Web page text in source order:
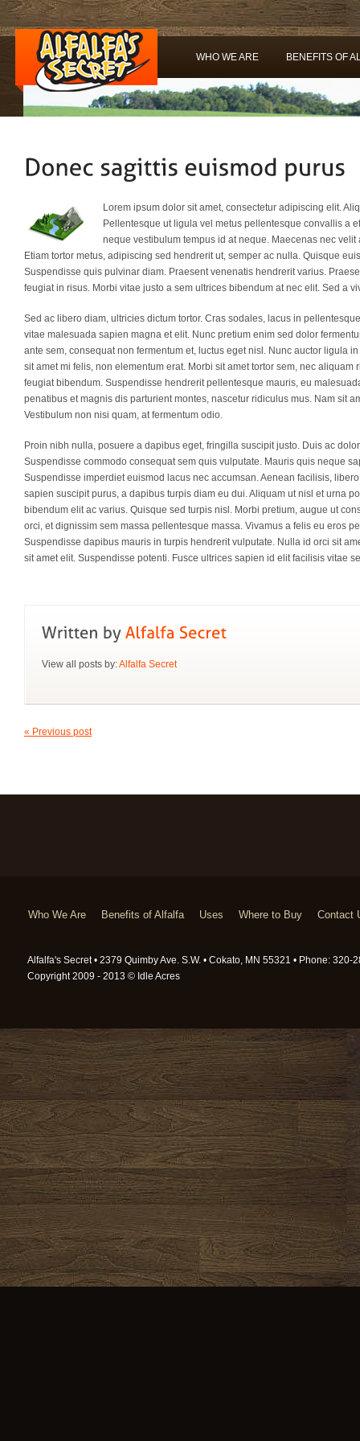
WHO WE ARE BENEFITS OF
Lorem ipsum dolor sit amet, consectetur adipiscing elit.
Pellentesque ut ligula vel metus pellentesque convallis a
neque vestibulum tempus id at neque. Maecenas nec
Etiam tortor metus, adipiscing sed hendrerit ut, semper ac nulla. Quisque
Suspendisse quis pulvinar diam. Praesent venenatis hendrerit varius.
feugiat in risus. Morbi vitae justo a sem ultrices bibendum at nec elit. Sed a
Sed ac libero diam, ultricies dictum tortor. Cras sodales, lacus in
vitae malesuada sapien magna et elit. Nunc pretium enim sed dolor
ante sem, consequat non fermentum et, luctus eget nisl. Nunc auctor ligula
sit amet mi felis, non elementum erat. Morbi sit amet tortor sem, nec aliquam
feugiat bibendum. Suspendisse hendrerit pellentesque mauris, eu
penatibus et magnis dis parturient montes, nascetur ridiculus mus. Nam sit
Vestibulum non nisi quam, at fermentum odio.
Proin nibh nulla, posuere a dapibus eget, fringilla suscipit justo. Duis ac
Suspendisse commodo consequat sem quis vulputate. Mauris quis neque
Suspendisse imperdiet euismod lacus nec accumsan. Aenean facilisis,
sapien suscipit purus, a dapibus turpis diam eu dui. Aliquam ut nisl et urna
bibendum elit ac varius. Quisque sed turpis nisl. Morbi pretium, augue ut
orci, et dignissim sem massa pellentesque massa. Vivamus a felis eu eros
Suspendisse dapibus mauris in turpis hendrerit vulputate. Nulla id orci sit
sit amet elit. Suspendisse potenti. Fusce ultrices sapien id elit facilisis vitae
View all posts by:Alfalfa Secret
« Previous post
Who We Are Benefits of Alfalfa Uses Where to Buy Contact
Alfalfa's Secret • 2379 Quimby Ave. S.W. • Cokato, MN 55321 • Phone: 320-
Copyright 2009 - 2013 © Idle Acres